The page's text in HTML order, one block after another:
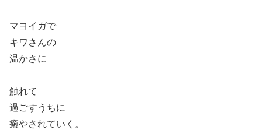
マヨイガで
キワさんの
温かさに
触れて
過ごすうちに
癒やされていく。